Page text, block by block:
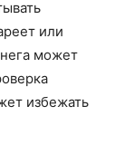
или
может
избежать